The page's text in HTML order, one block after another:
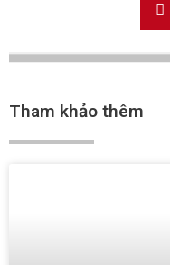
Tham khảo thêm